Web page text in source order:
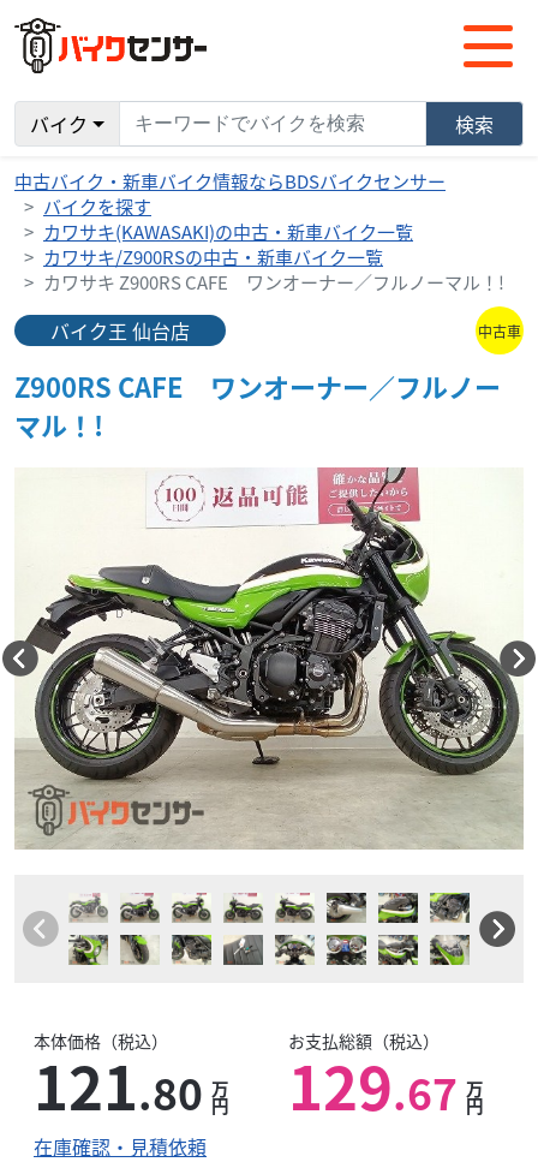
バイク 検索
中古バイク・新車バイク情報ならBDSバイクセンサー
バイクを探す
カワサキ(KAWASAKI)の中古・新車バイク一覧
カワサキ/Z900RSの中古・新車バイク一覧
カワサキ Z900RS CAFE ワンオーナー／フルノーマル！!
バイク王 仙台店 中古車
Z900RS CAFE ワンオーナー／フルノー
マル！!
本体価格（税込）
121.80 万
円
お支払総額（税込）
129.67 万
円
在庫確認・見積依頼